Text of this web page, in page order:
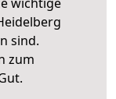
sind.
zum